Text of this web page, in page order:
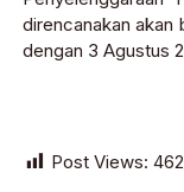
direncanakan akan
dengan 3 Agustus
Post Views: 462